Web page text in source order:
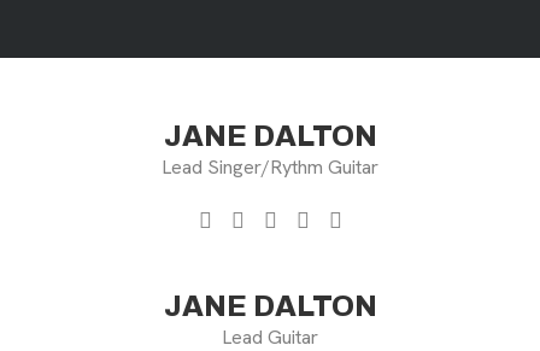
JANE DALTON
Lead Singer/Rythm Guitar
JANE DALTON
Lead Guitar